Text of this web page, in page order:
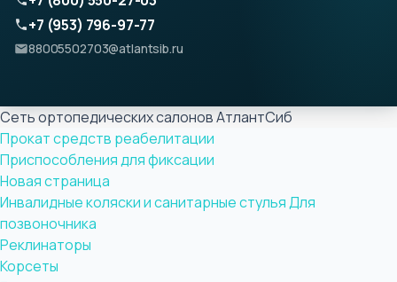
+7 (953) 796-97-77
88005502703@atlantsib.ru
Сеть ортопедических салонов АтлантСиб
Прокат средств реабелитации
Приспособления для фиксации
Новая страница
Инвалидные коляски и санитарные стульяДля
позвоночника
Реклинаторы
Корсеты